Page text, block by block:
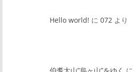
Hello world! に 072 より